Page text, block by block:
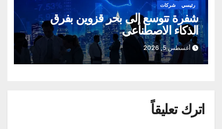
رئيسي شركات
شفرة تتوسع إلى بحر قزوين بفرق
الذكاء الاصطناعي
أغسطس 5, 2026
اترك تعليقاً